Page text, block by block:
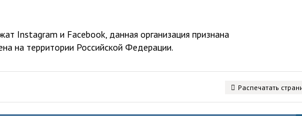
Instagram и Facebook, данная организация признана
на территории Российской Федерации.
Распечатать